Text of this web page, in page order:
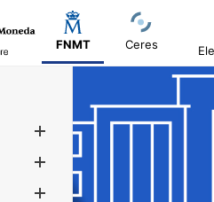
FNMT Ceres